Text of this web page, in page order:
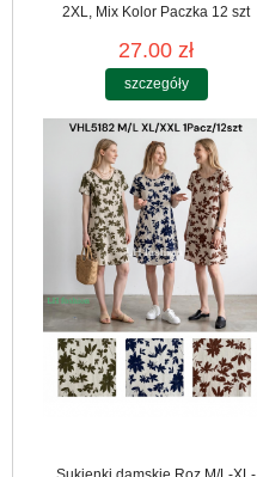
2XL, Mix Kolor Paczka 12 szt
27.00 zł
szczegóły